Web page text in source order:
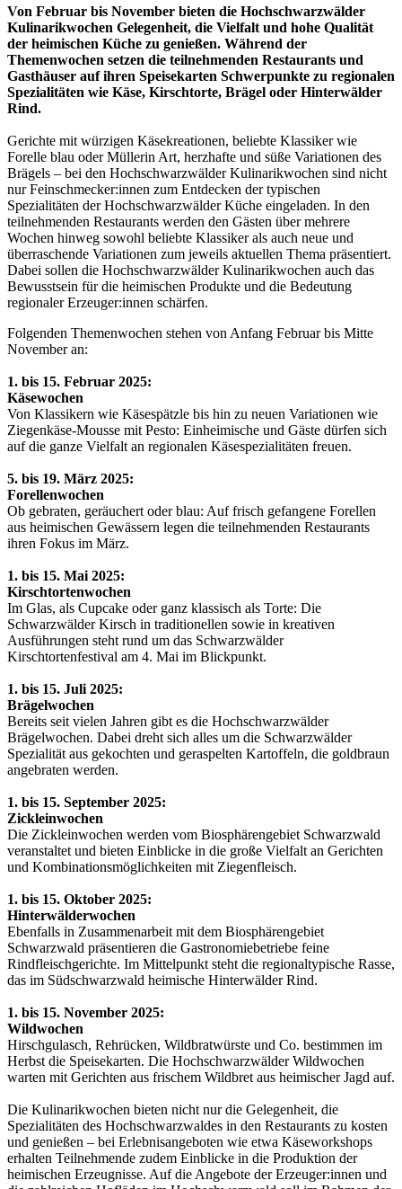
Von Februar bis November bieten die Hochschwarzwälder
Kulinarikwochen Gelegenheit, die Vielfalt und hohe Qualität
der heimischen Küche zu genießen. Während der
Themenwochen setzen die teilnehmenden Restaurants und
Gasthäuser auf ihren Speisekarten Schwerpunkte zu regionalen
Spezialitäten wie Käse, Kirschtorte, Brägel oder Hinterwälder
Rind.
Gerichte mit würzigen Käsekreationen, beliebte Klassiker wie
Forelle blau oder Müllerin Art, herzhafte und süße Variationen des
Brägels – bei den Hochschwarzwälder Kulinarikwochen sind nicht
nur Feinschmecker:innen zum Entdecken der typischen
Spezialitäten der Hochschwarzwälder Küche eingeladen. In den
teilnehmenden Restaurants werden den Gästen über mehrere
Wochen hinweg sowohl beliebte Klassiker als auch neue und
überraschende Variationen zum jeweils aktuellen Thema präsentiert.
Dabei sollen die Hochschwarzwälder Kulinarikwochen auch das
Bewusstsein für die heimischen Produkte und die Bedeutung
regionaler Erzeuger:innen schärfen.
Folgenden Themenwochen stehen von Anfang Februar bis Mitte
November an:
1. bis 15. Februar 2025:
Käsewochen
Von Klassikern wie Käsespätzle bis hin zu neuen Variationen wie
Ziegenkäse-Mousse mit Pesto: Einheimische und Gäste dürfen sich
auf die ganze Vielfalt an regionalen Käsespezialitäten freuen.
5. bis 19. März 2025:
Forellenwochen
Ob gebraten, geräuchert oder blau: Auf frisch gefangene Forellen
aus heimischen Gewässern legen die teilnehmenden Restaurants
ihren Fokus im März.
1. bis 15. Mai 2025:
Kirschtortenwochen
Im Glas, als Cupcake oder ganz klassisch als Torte: Die
Schwarzwälder Kirsch in traditionellen sowie in kreativen
Ausführungen steht rund um das Schwarzwälder
Kirschtortenfestival am 4. Mai im Blickpunkt.
1. bis 15. Juli 2025:
Brägelwochen
Bereits seit vielen Jahren gibt es die Hochschwarzwälder
Brägelwochen. Dabei dreht sich alles um die Schwarzwälder
Spezialität aus gekochten und geraspelten Kartoffeln, die goldbraun
angebraten werden.
1. bis 15. September 2025:
Zickleinwochen
Die Zickleinwochen werden vom Biosphärengebiet Schwarzwald
veranstaltet und bieten Einblicke in die große Vielfalt an Gerichten
und Kombinationsmöglichkeiten mit Ziegenfleisch.
1. bis 15. Oktober 2025:
Hinterwälderwochen
Ebenfalls in Zusammenarbeit mit dem Biosphärengebiet
Schwarzwald präsentieren die Gastronomiebetriebe feine
Rindfleischgerichte. Im Mittelpunkt steht die regionaltypische Rasse,
das im Südschwarzwald heimische Hinterwälder Rind.
1. bis 15. November 2025:
Wildwochen
Hirschgulasch, Rehrücken, Wildbratwürste und Co. bestimmen im
Herbst die Speisekarten. Die Hochschwarzwälder Wildwochen
warten mit Gerichten aus frischem Wildbret aus heimischer Jagd auf.
Die Kulinarikwochen bieten nicht nur die Gelegenheit, die
Spezialitäten des Hochschwarzwaldes in den Restaurants zu kosten
und genießen – bei Erlebnisangeboten wie etwa Käseworkshops
erhalten Teilnehmende zudem Einblicke in die Produktion der
heimischen Erzeugnisse. Auf die Angebote der Erzeuger:innen und